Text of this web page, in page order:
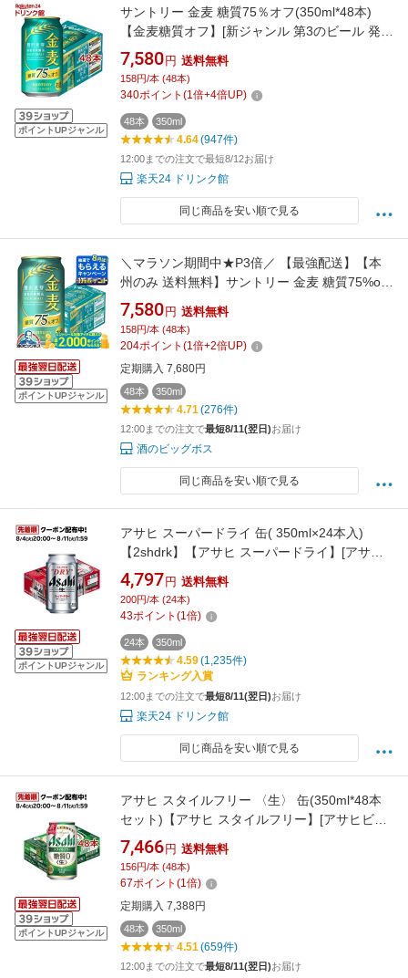
ポイントUPジャンル
サントリー 金麦 糖質75％オフ(350ml*48本)
【金麦糖質オフ】[新ジャンル 第3のビール 発泡
酒 金麦オフ]
7,580 円 送料無料
158円/本 (48本)
340ポイント (1倍+4倍UP)
48本 350ml
4.64(947件)
12:00までの注文で最短8/12お届け
楽天24 ドリンク館
同じ商品を安い順で見る
ポイントUPジャンル
＼マラソン期間中★P3倍／ 【最強配送】【本
州のみ 送料無料】サントリー 金麦 糖質75%off
オフ 350ml×2ケース/48本《048》『IAS』【金
麦糖質75オフ】【金麦オフ】 第3のビール 新ジ
ャンル ドリンク 48本セット
7,580 円 送料無料
158円/本 (48本)
204ポイント (1倍+2倍UP)
定期購入 7,680円
48本 350ml
4.71(276件)
12:00までの注文で最短8/11(翌日)お届け
酒のビッグボス
同じ商品を安い順で見る
ポイントUPジャンル
アサヒ スーパードライ 缶( 350ml×24本入)
【2shdrk】【アサヒ スーパードライ】[アサヒ
ビール/ビール/スーパードライ]
4,797 円 送料無料
200円/本 (24本)
43ポイント (1倍)
24本 350ml
4.59(1,235件)
ランキング入賞
12:00までの注文で最短8/11(翌日)お届け
楽天24 ドリンク館
同じ商品を安い順で見る
ポイントUPジャンル
アサヒ スタイルフリー 〈生〉 缶(350ml*48本
セット)【アサヒ スタイルフリー】[アサヒビー
ル/発泡酒/スタイルフリー]
7,466 円 送料無料
156円/本 (48本)
67ポイント (1倍)
定期購入 7,388円
48本 350ml
4.51(659件)
12:00までの注文で最短8/11(翌日)お届け